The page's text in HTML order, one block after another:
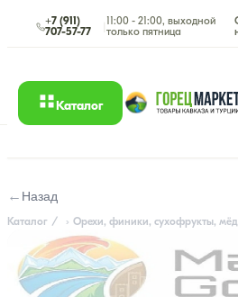
+7 (911)
707-57-77
11:00 - 21:00, выходной
только пятница
Каталог
← Назад
Каталог Орехи, финики, сухофрукты, мёд